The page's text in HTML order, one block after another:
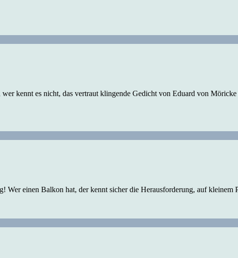
kennt es nicht, das vertraut klingende Gedicht von Eduard von
Wer einen Balkon hat, der kennt sicher die Herausforderung, auf kleinem